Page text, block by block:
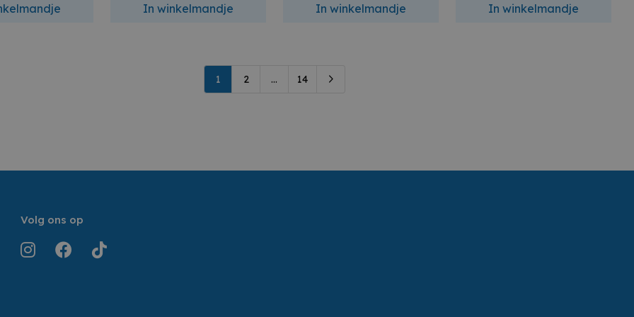
In winkelmandje In winkelmandje In winkelmandje
1 2 ... 14
Volg ons op